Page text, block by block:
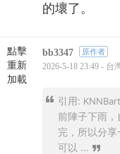
的壞了。
點擊
重新
加載
bb3347 原作者
2026-5-18 23:49 - 台
引用:
前陣子下雨
完，所以分享
可以 ...